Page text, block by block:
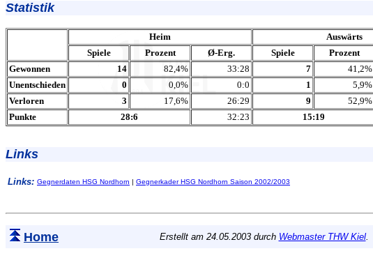
Statistik
Heim Auswärts
Spiele
Prozent Ø-Erg. Spiele Prozent
Gewonnen
14 82,4% 33:28 7 41,2%
Unentschieden
0 0,0% 0:0 1 5,9%
Verloren
3 17,6% 26:29 9 52,9%
Punkte
28:6 32:23 15:19
Links
Links: Gegnerdaten HSG Nordhorn | Gegnerkader HSG Nordhorn Saison 2002/2003
Home Erstellt am 24.05.2003 durch Webmaster THW Kiel.